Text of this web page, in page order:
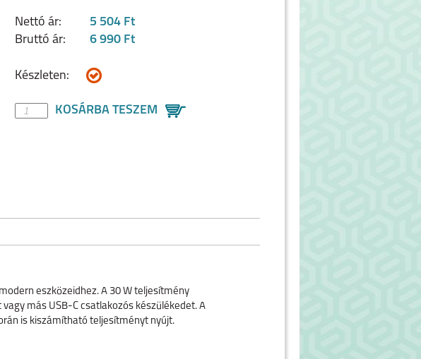
Nettó ár:
5 504 Ft
Bruttó ár:
6 990 Ft
Készleten:
KOSÁRBA TESZEM
eszközeidhez. A 30 W teljesítmény
más USB-C csatlakozós készülékedet. A
is kiszámítható teljesítményt nyújt.